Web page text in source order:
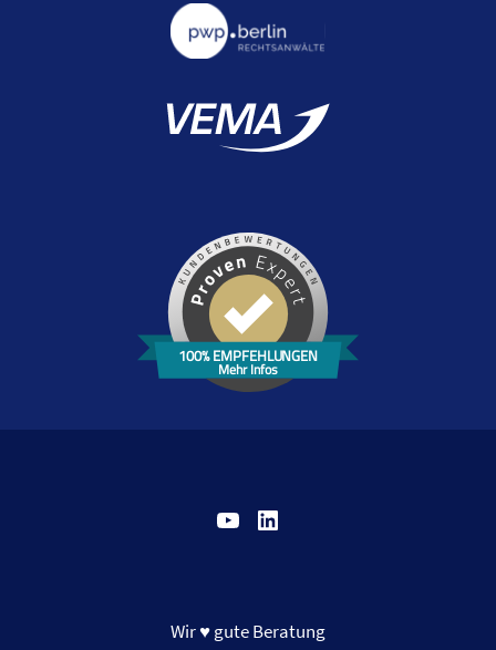
100% EMPFEHLUNGEN
Mehr Infos
YouTube LinkedIn
Wir ♥ gute Beratung